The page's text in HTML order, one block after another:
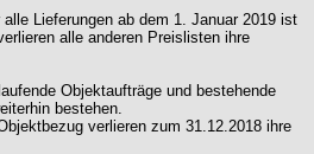
Lieferungen ab dem 1. Januar 2019 ist
alle anderen Preislisten ihre
Objektaufträge und bestehende
bestehen.
verlieren zum 31.12.2018 ihre